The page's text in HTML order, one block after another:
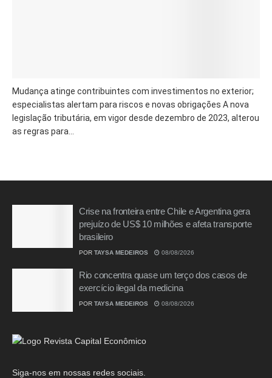
Mudança atinge contribuintes com investimentos no exterior;
especialistas alertam para riscos e novas obrigações A nova
legislação tributária, em vigor desde dezembro de 2023, alterou
as regras para...
Crise na fronteira entre Chile e Argentina gera
prejuízo de US$ 10 milhões e afeta transporte
brasileiro
POR TAYSA MEDEIROS 08/08/2026
Rio concentra quase um terço dos casos de
exercício ilegal da medicina
POR TAYSA MEDEIROS 08/08/2026
Siga-nos em nossas redes sociais.